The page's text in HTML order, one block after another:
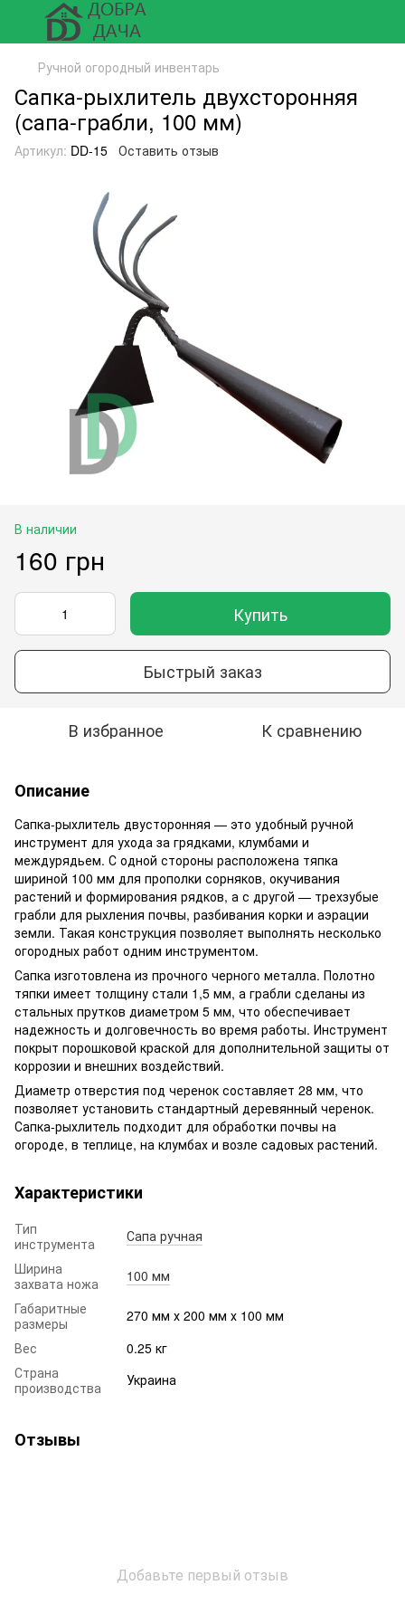
Ручной огородный инвентарь
Сапка-рыхлитель двухсторонняя
(сапа-грабли, 100 мм)
Артикул: DD-15 Оставить отзыв
В наличии
160 грн
Купить
Быстрый заказ
В избранное К сравнению
Описание
Сапка-рыхлитель двусторонняя — это удобный ручной
инструмент для ухода за грядками, клумбами и
междурядьем. С одной стороны расположена тяпка
шириной 100 мм для прополки сорняков, окучивания
растений и формирования рядков, а с другой — трехзубые
грабли для рыхления почвы, разбивания корки и аэрации
земли. Такая конструкция позволяет выполнять несколько
огородных работ одним инструментом.
Сапка изготовлена из прочного черного металла. Полотно
тяпки имеет толщину стали 1,5 мм, а грабли сделаны из
стальных прутков диаметром 5 мм, что обеспечивает
надежность и долговечность во время работы. Инструмент
покрыт порошковой краской для дополнительной защиты от
коррозии и внешних воздействий.
Диаметр отверстия под черенок составляет 28 мм, что
позволяет установить стандартный деревянный черенок.
Сапка-рыхлитель подходит для обработки почвы на
огороде, в теплице, на клумбах и возле садовых растений.
Характеристики
Тип
инструмента
Сапа ручная
Ширина
захвата ножа
100 мм
Габаритные
размеры
270 мм х 200 мм х 100 мм
Вес
0.25 кг
Страна
производства
Украина
Отзывы
Добавьте первый отзыв